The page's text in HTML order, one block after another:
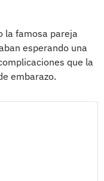
la famosa pareja
esperando una
que la
embarazo.